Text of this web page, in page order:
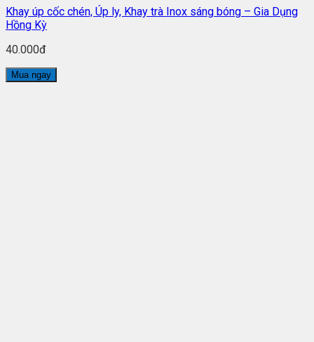
Khay úp cốc chén, Úp ly, Khay trà Inox sáng bóng – Gia Dụng
Hồng Kỳ
40.000đ
Mua ngay